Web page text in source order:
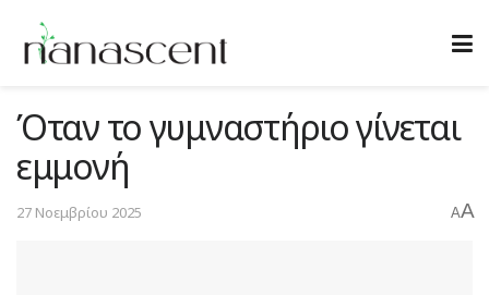
Όταν το γυμναστήριο γίνεται
εμμονή
27 Νοεμβρίου 2025 AA